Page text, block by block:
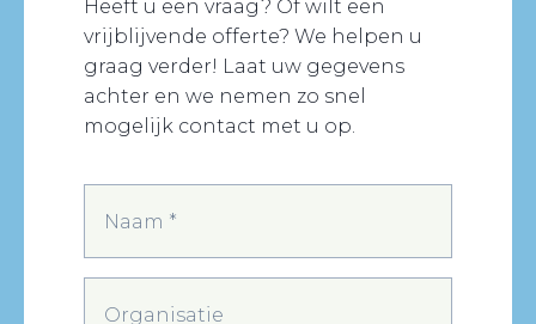
Heeft u een vraag? Of wilt een
vrijblijvende offerte? We helpen u
graag verder! Laat uw gegevens
achter en we nemen zo snel
mogelijk contact met u op.